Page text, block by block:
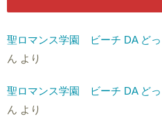
聖ロマンス学園 ビーチ DA どっ
ん より
聖ロマンス学園 ビーチ DA どっ
ん より